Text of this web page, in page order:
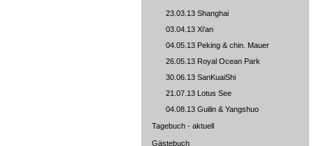
23.03.13 Shanghai
03.04.13 Xi'an
04.05.13 Peking & chin. Mauer
26.05.13 Royal Ocean Park
30.06.13 SanKuaiShi
21.07.13 Lotus See
04.08.13 Guilin & Yangshuo
Tagebuch - aktuell
Gästebuch